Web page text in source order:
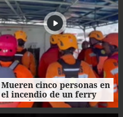
Mueren cinco personas en
el incendio de un ferry
con más de 200 pasajeros
en Indonesia